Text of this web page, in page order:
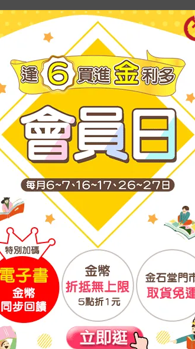
事件。
橡皮擦計畫》、《預兆》等經典作品。出生於
刊美國版編輯，目前與太太、孩子住在加州柏
士，曾任職於西門子電訊及花旗銀行，現為